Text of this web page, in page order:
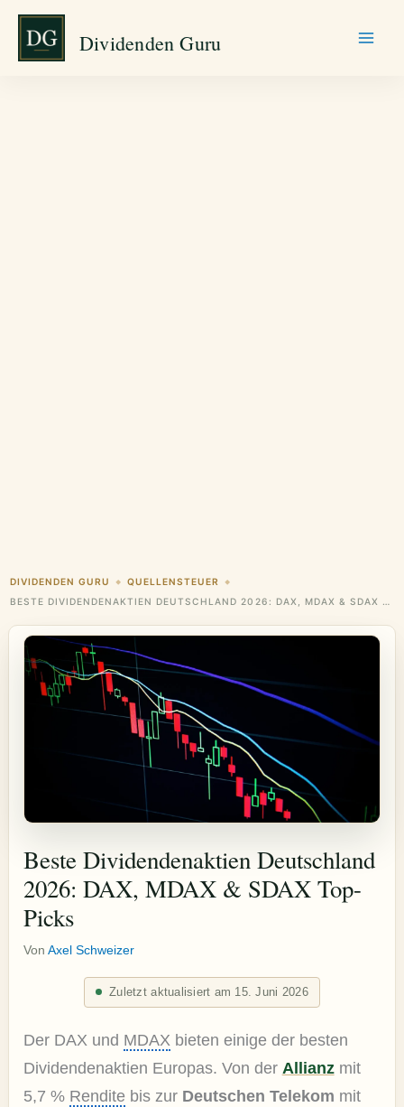
Zum
springen
Dividenden Guru
DIVIDENDEN GURU ◆ QUELLENSTEUER ◆
BESTE DIVIDENDENAKTIEN DEUTSCHLAND 2026: DAX, MDAX & SDAX TOP-PICKS
Beste Dividendenaktien Deutschland
2026: DAX, MDAX & SDAX Top-
Picks
Von Axel Schweizer
Zuletzt aktualisiert am 15. Juni 2026
Der DAX und MDAXbieten einige der besten
Dividendenaktien Europas. Von der Allianzmit
5,7 % Renditebis zur Deutschen Telekom mit